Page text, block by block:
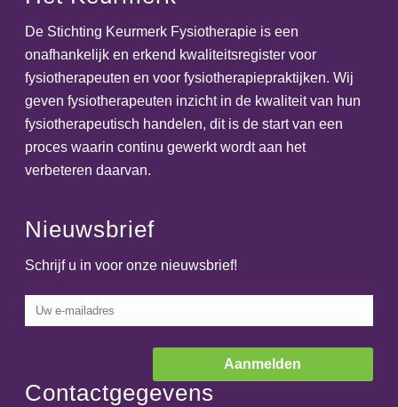
De Stichting Keurmerk Fysiotherapie is een
onafhankelijk en erkend kwaliteitsregister voor
fysiotherapeuten en voor fysiotherapiepraktijken. Wij
geven fysiotherapeuten inzicht in de kwaliteit van hun
fysiotherapeutisch handelen, dit is de start van een
proces waarin continu gewerkt wordt aan het
verbeteren daarvan.
Nieuwsbrief
Schrijf u in voor onze nieuwsbrief!
Contactgegevens